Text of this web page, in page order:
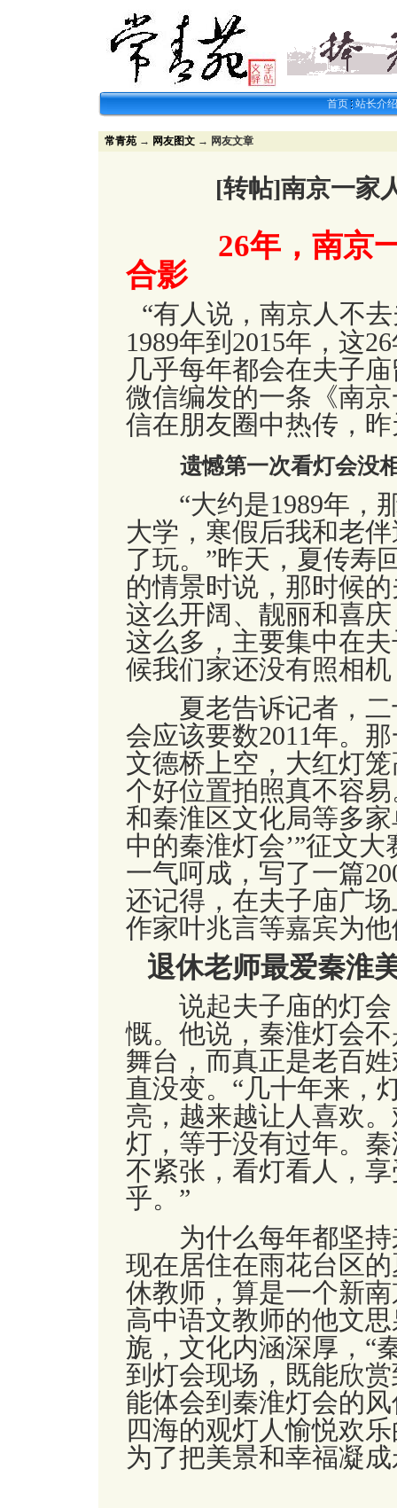
首页 站长介绍
常青苑→ 网友图文→ 网友文章
[转帖]南京一家
26年，南京
合影
“有人说，南京人不
1989年到 2015年，这26
几乎每年都会在夫子
微信编发的一条《南
信在朋友圈中热传，
遗憾第一次看灯会没
“大约是1989年，
大学，寒假后我和老
了玩。 ”昨天，夏传寿
的情景时说，那时候
这么开阔、靓丽和喜
这么多，主要集中在
候我们家还没有照相
夏老告诉记者，二
会应该要数2011年。
文德桥上空，大红灯
个好位置拍照真不容
和秦淮区文化局等多
中的秦淮灯会’”征文大
一气呵成，写了一篇
还记得，在夫子庙广
作家叶兆言等嘉宾为
退休老师最爱秦淮
说起夫子庙的灯会
慨。他说，秦淮灯会
舞台，而真正是老百
直没变。 “几十年来，
亮，越来越让人喜欢
灯，等于没有过年。
不紧张，看灯看人，
乎。 ”
为什么每年都坚持
现在居住在雨花台区
休教师，算是一个新
高中语文教师的他文
旎，文化内涵深厚， “
到灯会现场，既能欣
能体会到秦淮灯会的
四海的观灯人愉悦欢
为了把美景和幸福凝